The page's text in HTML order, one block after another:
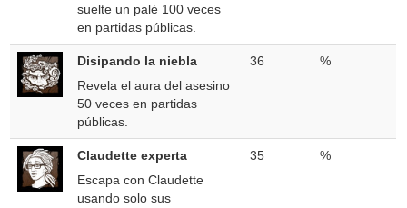
suelte un palé 100 veces
en partidas públicas.
Disipando la niebla
Revela el aura del asesino
50 veces en partidas
públicas.
36 %
Claudette experta
Escapa con Claudette
usando solo sus
35 %